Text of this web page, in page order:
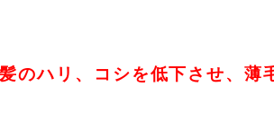
のハリ、コシを低下させ、薄